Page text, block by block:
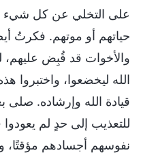
على التخلي عن كل شيء
حياتهم أو موتهم. فكرتُ
والأخوات قد قُبِض عليهم،
الله ليخضعوا، واختبروا
قيادة الله وإرشاده. صلى
للتعذيب إلى حدٍ لم
نفوسهم أجسادهم مؤقتًا،